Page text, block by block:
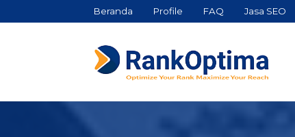
Beranda Profile FAQ Jasa SEO